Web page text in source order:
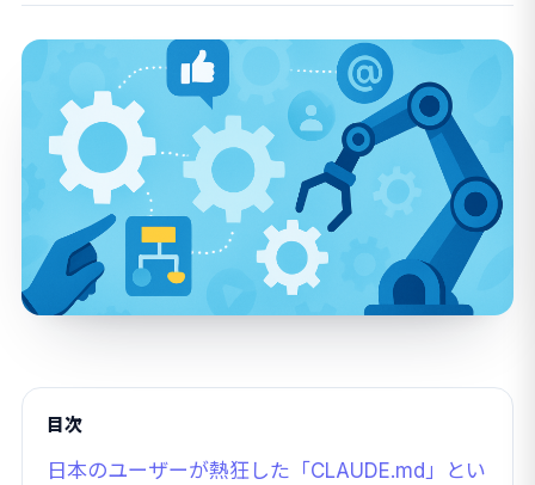
目次
日本のユーザーが熱狂した「CLAUDE.md」とい